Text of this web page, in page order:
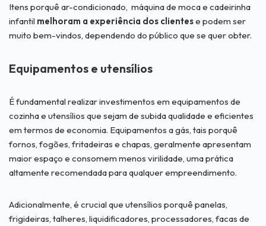
Itens porquê ar-condicionado, máquina de moca e cadeirinha
infantil melhoram a experiência dos clientese podem ser
muito bem-vindos, dependendo do público que se quer obter.
Equipamentos e utensílios
É fundamental realizar investimentos em equipamentos de
cozinha e utensílios que sejam de subida qualidade e eficientes
em termos de economia. Equipamentos a gás, tais porquê
fornos, fogões, fritadeiras e chapas, geralmente apresentam
maior espaço e consomem menos virilidade, uma prática
altamente recomendada para qualquer empreendimento.
Adicionalmente, é crucial que utensílios porquê panelas,
frigideiras, talheres, liquidificadores, processadores, facas de